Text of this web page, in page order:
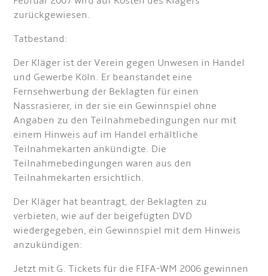
zurückgewiesen.
Tatbestand:
Der Kläger ist der Verein gegen Unwesen in Handel
und Gewerbe Köln. Er beanstandet eine
Fernsehwerbung der Beklagten für einen
Nassrasierer, in der sie ein Gewinnspiel ohne
Angaben zu den Teilnahmebedingungen nur mit
einem Hinweis auf im Handel erhältliche
Teilnahmekarten ankündigte. Die
Teilnahmebedingungen waren aus den
Teilnahmekarten ersichtlich.
Der Kläger hat beantragt, der Beklagten zu
verbieten, wie auf der beigefügten DVD
wiedergegeben, ein Gewinnspiel mit dem Hinweis
anzukündigen:
Jetzt mit G. Tickets für die FIFA-WM 2006 gewinnen